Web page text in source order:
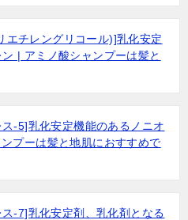
エチレングリコール)]乳化安定
| アミノ酸シャンプーは髪と
-5]乳化安定機能のあるノニオ
プーは髪と地肌におすすめで
-7]乳化安定剤、乳化剤となる